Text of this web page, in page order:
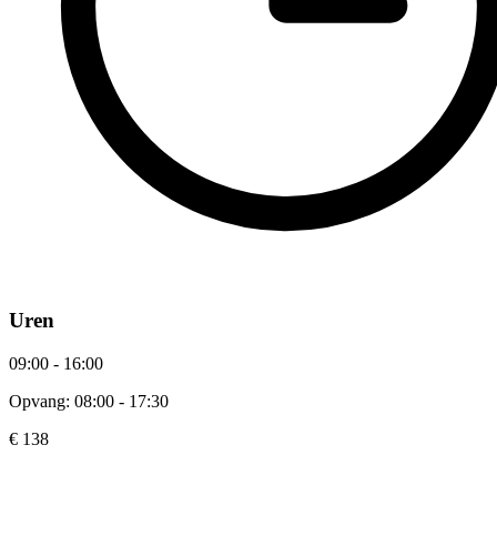
Uren
09:00 - 16:00
Opvang: 08:00 - 17:30
€ 138